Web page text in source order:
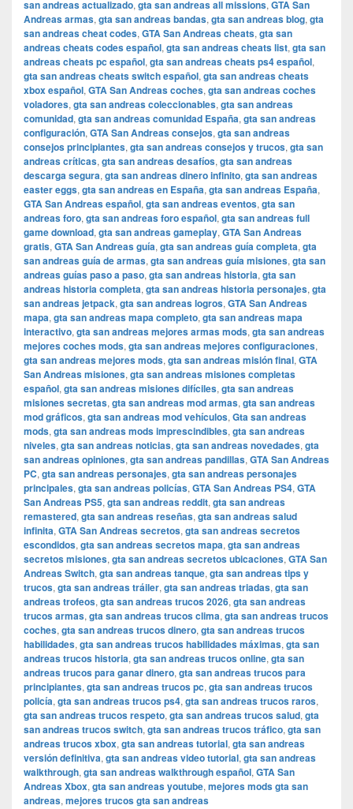
san andreas actualizado, gta san andreas all missions, GTA San
Andreas armas, gta san andreas bandas, gta san andreas blog, gta
san andreas cheat codes, GTA San Andreas cheats, gta san
andreas cheats codes español, gta san andreas cheats list, gta san
andreas cheats pc español, gta san andreas cheats ps4 español,
gta san andreas cheats switch español, gta san andreas cheats
xbox español, GTA San Andreas coches, gta san andreas coches
voladores, gta san andreas coleccionables, gta san andreas
comunidad, gta san andreas comunidad España, gta san andreas
configuración, GTA San Andreas consejos, gta san andreas
consejos principiantes, gta san andreas consejos y trucos, gta san
andreas críticas, gta san andreas desafíos, gta san andreas
descarga segura, gta san andreas dinero infinito, gta san andreas
easter eggs, gta san andreas en España, gta san andreas España,
GTA San Andreas español, gta san andreas eventos, gta san
andreas foro, gta san andreas foro español, gta san andreas full
game download, gta san andreas gameplay, GTA San Andreas
gratis, GTA San Andreas guía, gta san andreas guía completa, gta
san andreas guía de armas, gta san andreas guía misiones, gta san
andreas guías paso a paso, gta san andreas historia, gta san
andreas historia completa, gta san andreas historia personajes, gta
san andreas jetpack, gta san andreas logros, GTA San Andreas
mapa, gta san andreas mapa completo, gta san andreas mapa
interactivo, gta san andreas mejores armas mods, gta san andreas
mejores coches mods, gta san andreas mejores configuraciones,
gta san andreas mejores mods, gta san andreas misión final, GTA
San Andreas misiones, gta san andreas misiones completas
español, gta san andreas misiones difíciles, gta san andreas
misiones secretas, gta san andreas mod armas, gta san andreas
mod gráficos, gta san andreas mod vehículos, Gta san andreas
mods, gta san andreas mods imprescindibles, gta san andreas
niveles, gta san andreas noticias, gta san andreas novedades, gta
san andreas opiniones, gta san andreas pandillas, GTA San Andreas
PC, gta san andreas personajes, gta san andreas personajes
principales, gta san andreas policías, GTA San Andreas PS4, GTA
San Andreas PS5, gta san andreas reddit, gta san andreas
remastered, gta san andreas reseñas, gta san andreas salud
infinita, GTA San Andreas secretos, gta san andreas secretos
escondidos, gta san andreas secretos mapa, gta san andreas
secretos misiones, gta san andreas secretos ubicaciones, GTA San
Andreas Switch, gta san andreas tanque, gta san andreas tips y
trucos, gta san andreas tráiler, gta san andreas triadas, gta san
andreas trofeos, gta san andreas trucos 2026, gta san andreas
trucos armas, gta san andreas trucos clima, gta san andreas trucos
coches, gta san andreas trucos dinero, gta san andreas trucos
habilidades, gta san andreas trucos habilidades máximas, gta san
andreas trucos historia, gta san andreas trucos online, gta san
andreas trucos para ganar dinero, gta san andreas trucos para
principiantes, gta san andreas trucos pc, gta san andreas trucos
policía, gta san andreas trucos ps4, gta san andreas trucos raros,
gta san andreas trucos respeto, gta san andreas trucos salud, gta
san andreas trucos switch, gta san andreas trucos tráfico, gta san
andreas trucos xbox, gta san andreas tutorial, gta san andreas
versión definitiva, gta san andreas video tutorial, gta san andreas
walkthrough, gta san andreas walkthrough español, GTA San
Andreas Xbox, gta san andreas youtube, mejores mods gta san
andreas, mejores trucos gta san andreas